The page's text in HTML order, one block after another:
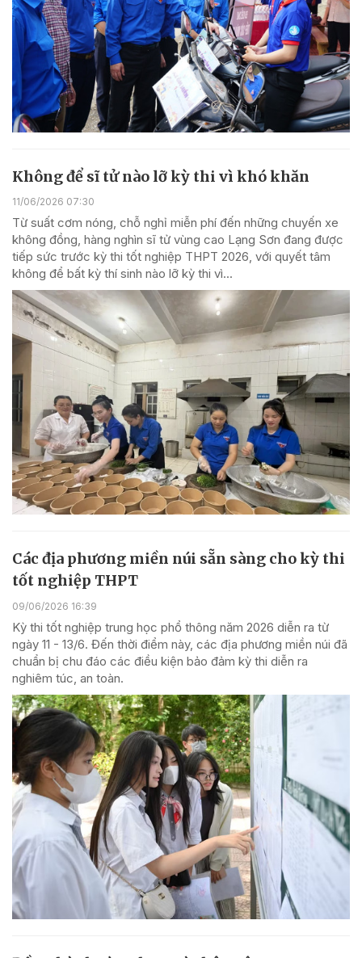
Không để sĩ tử nào lỡ kỳ thi vì khó khăn
11/06/2026 07:30
Từ suất cơm nóng, chỗ nghỉ miễn phí đến những chuyến xe
không đồng, hàng nghìn sĩ tử vùng cao Lạng Sơn đang được
tiếp sức trước kỳ thi tốt nghiệp THPT 2026, với quyết tâm
không để bất kỳ thí sinh nào lỡ kỳ thi vì...
Các địa phương miền núi sẵn sàng cho kỳ thi
tốt nghiệp THPT
09/06/2026 16:39
Kỳ thi tốt nghiệp trung học phổ thông năm 2026 diễn ra từ
ngày 11 - 13/6. Đến thời điểm này, các địa phương miền núi đã
chuẩn bị chu đáo các điều kiện bảo đảm kỳ thi diễn ra
nghiêm túc, an toàn.